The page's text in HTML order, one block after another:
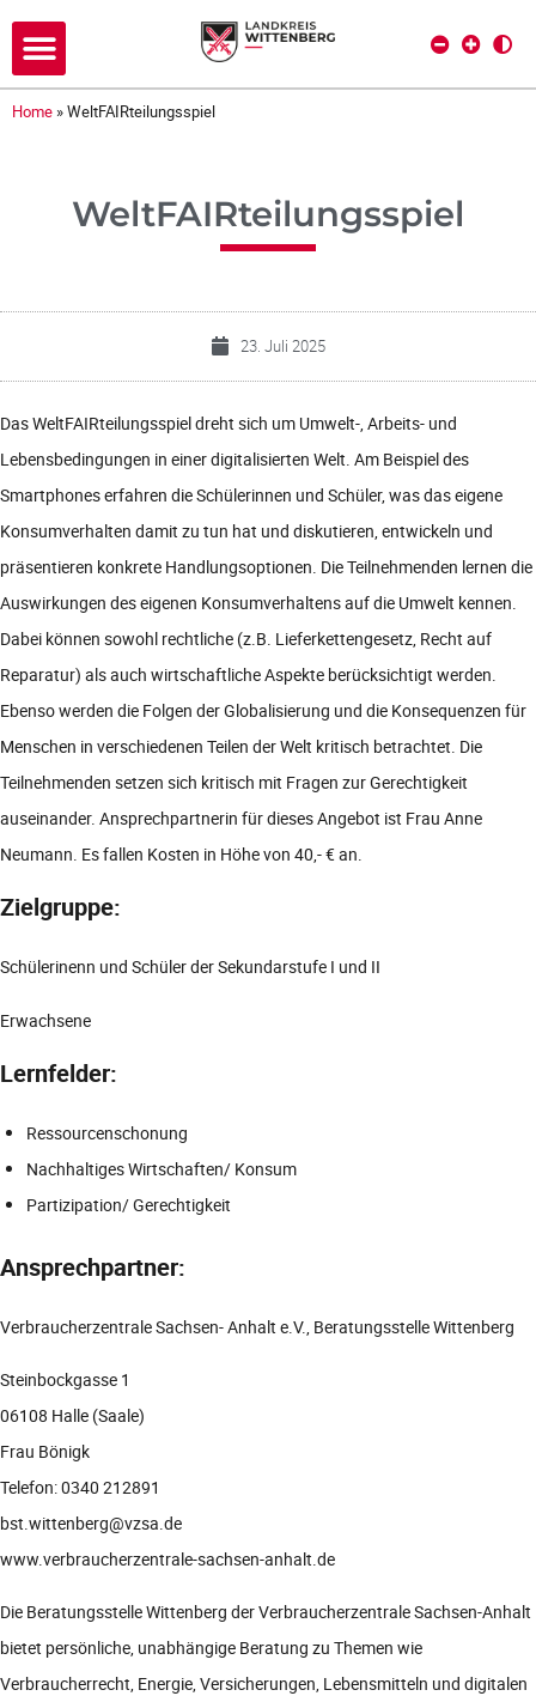
Home »WeltFAIRteilungsspiel
WeltFAIRteilungsspiel
23. Juli 2025
Das WeltFAIRteilungsspiel dreht sich um Umwelt-, Arbeits- und
Lebensbedingungen in einer digitalisierten Welt. Am Beispiel des
Smartphones erfahren die Schülerinnen und Schüler, was das eigene
Konsumverhalten damit zu tun hat und diskutieren, entwickeln und
präsentieren konkrete Handlungsoptionen. Die Teilnehmenden lernen die
Auswirkungen des eigenen Konsumverhaltens auf die Umwelt kennen.
Dabei können sowohl rechtliche (z.B. Lieferkettengesetz, Recht auf
Reparatur) als auch wirtschaftliche Aspekte berücksichtigt werden.
Ebenso werden die Folgen der Globalisierung und die Konsequenzen für
Menschen in verschiedenen Teilen der Welt kritisch betrachtet. Die
Teilnehmenden setzen sich kritisch mit Fragen zur Gerechtigkeit
auseinander. Ansprechpartnerin für dieses Angebot ist Frau Anne
Neumann. Es fallen Kosten in Höhe von 40,- € an.
Zielgruppe:
Schülerinenn und Schüler der Sekundarstufe I und II
Erwachsene
Lernfelder:
Ressourcenschonung
Nachhaltiges Wirtschaften/ Konsum
Partizipation/ Gerechtigkeit
Ansprechpartner:
Verbraucherzentrale Sachsen- Anhalt e.V., Beratungsstelle Wittenberg
Steinbockgasse 1
06108 Halle (Saale)
Frau Bönigk
Telefon: 0340 212891
bst.wittenberg@vzsa.de
www.verbraucherzentrale-sachsen-anhalt.de
Die Beratungsstelle Wittenberg der Verbraucherzentrale Sachsen-Anhalt
bietet persönliche, unabhängige Beratung zu Themen wie
Verbraucherrecht, Energie, Versicherungen, Lebensmitteln und digitalen